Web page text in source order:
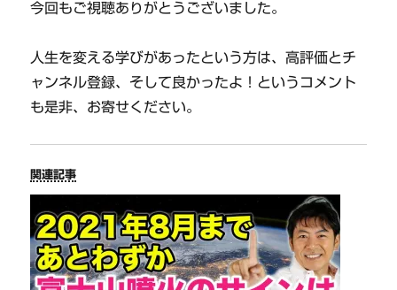
今回もご視聴ありがとうございました。
人生を変える学びがあったという方は、高評価とチ
ャンネル登録、そして良かったよ！というコメント
も是非、お寄せください。
関連記事